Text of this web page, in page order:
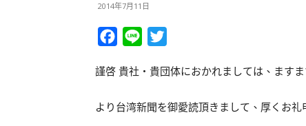
2014年7月11日
Facebook
Line
謹啓 貴社・貴団体におかれましては、ます
より台湾新聞を御愛読頂きまして、厚くお礼